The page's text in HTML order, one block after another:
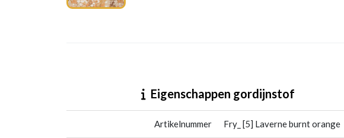
Eigenschappen gordijnstof
Artikelnummer Fry_ [5] Laverne burnt orange